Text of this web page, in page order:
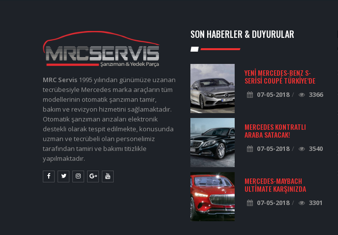
MRC Servis 1995 yılından günümüze uzanan
tecrübesiyle Mercedes marka araçların tüm
modellerinin otomatik şanzıman tamir,
bakım ve revizyon hizmetini sağlamaktadır.
Otomatik şanzıman arızaları elektronik
destekli olarak tespit edilmekte, konusunda
uzman ve tecrübeli olan personelimiz
tarafından tamiri ve bakımı titizlikle
yapılmaktadır.
SON HABERLER & DUYURULAR
YENI MERCEDES-BENZ S-
SERISI COUPÉ TÜRKIYE’DE
07-05-2018 3366
MERCEDES KONTRATLI
ARABA SATACAK!
07-05-2018 3540
MERCEDES-MAYBACH
ULTIMATE KARŞINIZDA
07-05-2018 3301